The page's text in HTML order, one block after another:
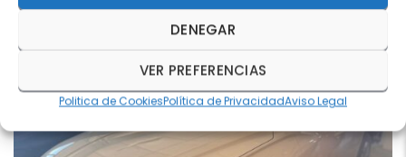
DENEGAR
VER PREFERENCIAS
Politica de CookiesPolítica de PrivacidadAviso Legal
3 REVISIONES